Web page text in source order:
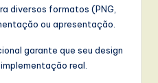
diversos formatos (PNG,
ou apresentação.
garante que seu design
real.